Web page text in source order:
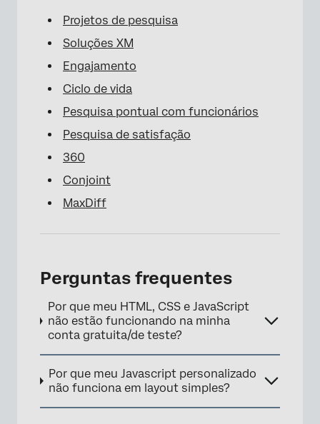
Projetos de pesquisa
Soluções XM
Engajamento
Ciclo de vida
Pesquisa pontual com funcionários
Pesquisa de satisfação
360
Conjoint
MaxDiff
Perguntas frequentes
Por que meu HTML, CSS e JavaScript
não estão funcionando na minha
conta gratuita/de teste?
Por que meu Javascript personalizado
não funciona em layout simples?